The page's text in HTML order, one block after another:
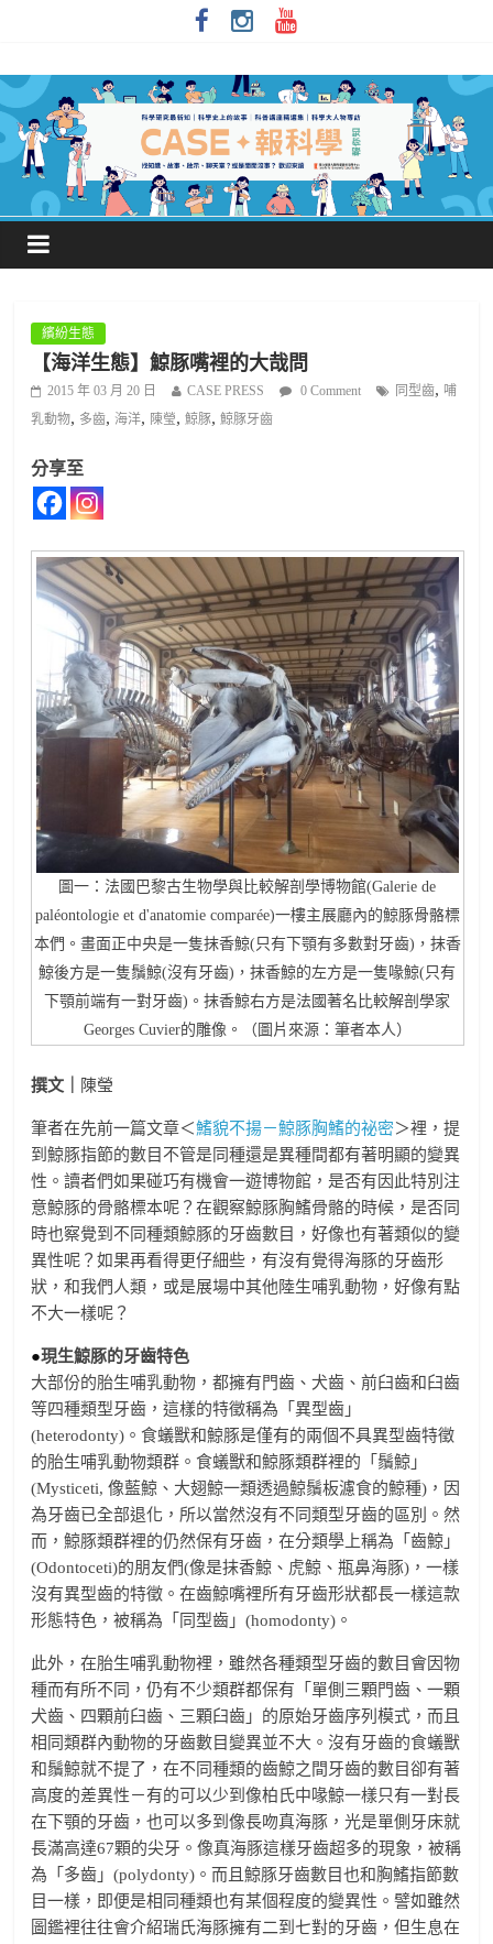
繽紛生態
【海洋生態】鯨豚嘴裡的大哉問
2015 年 03 月 20 日 CASE PRESS 0 Comment 同型齒, 哺
乳動物, 多齒, 海洋, 陳瑩,鯨豚,鯨豚牙齒
分享至
圖一：法國巴黎古生物學與比較解剖學博物館(Galerie de
paléontologie et d'anatomie comparée)一樓主展廳內的鯨豚骨骼標
本們。畫面正中央是一隻抹香鯨(只有下顎有多數對牙齒)，抹香
鯨後方是一隻鬚鯨(沒有牙齒)，抹香鯨的左方是一隻喙鯨(只有
下顎前端有一對牙齒)。抹香鯨右方是法國著名比較解剖學家
Georges Cuvier的雕像。（圖片來源：筆者本人）
撰文｜ 陳瑩
筆者在先前一篇文章＜鰭貌不揚－鯨豚胸鰭的祕密＞裡，提
到鯨豚指節的數目不管是同種還是異種間都有著明顯的變異
性。讀者們如果碰巧有機會一遊博物館，是否有因此特別注
意鯨豚的骨骼標本呢？在觀察鯨豚胸鰭骨骼的時候，是否同
時也察覺到不同種類鯨豚的牙齒數目，好像也有著類似的變
異性呢？如果再看得更仔細些，有沒有覺得海豚的牙齒形
狀，和我們人類，或是展場中其他陸生哺乳動物，好像有點
不大一樣呢？
●現生鯨豚的牙齒特色
大部份的胎生哺乳動物，都擁有門齒、犬齒、前臼齒和臼齒
等四種類型牙齒，這樣的特徵稱為「異型齒」
(heterodonty)。食蟻獸和鯨豚是僅有的兩個不具異型齒特徵
的胎生哺乳動物類群。食蟻獸和鯨豚類群裡的「鬚鯨」
(Mysticeti, 像藍鯨、大翅鯨一類透過鯨鬚板濾食的鯨種)，因
為牙齒已全部退化，所以當然沒有不同類型牙齒的區別。然
而，鯨豚類群裡的仍然保有牙齒，在分類學上稱為「齒鯨」
(Odontoceti)的朋友們(像是抹香鯨、虎鯨、瓶鼻海豚)，一樣
沒有異型齒的特徵。在齒鯨嘴裡所有牙齒形狀都長一樣這款
形態特色，被稱為「同型齒」(homodonty)。
此外，在胎生哺乳動物裡，雖然各種類型牙齒的數目會因物
種而有所不同，仍有不少類群都保有「單側三顆門齒、一顆
犬齒、四顆前臼齒、三顆臼齒」的原始牙齒序列模式，而且
相同類群內動物的牙齒數目變異並不大。沒有牙齒的食蟻獸
和鬚鯨就不提了，在不同種類的齒鯨之間牙齒的數目卻有著
高度的差異性－有的可以少到像柏氏中喙鯨一樣只有一對長
在下顎的牙齒，也可以多到像長吻真海豚，光是單側牙床就
長滿高達67顆的尖牙。像真海豚這樣牙齒超多的現象，被稱
為「多齒」(polydonty)。而且鯨豚牙齒數目也和胸鰭指節數
目一樣，即便是相同種類也有某個程度的變異性。譬如雖然
圖鑑裡往往會介紹瑞氏海豚擁有二到七對的牙齒，但生息在